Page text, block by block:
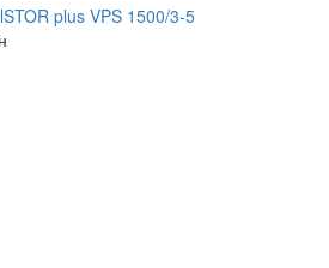
plus VPS 1500/3-5